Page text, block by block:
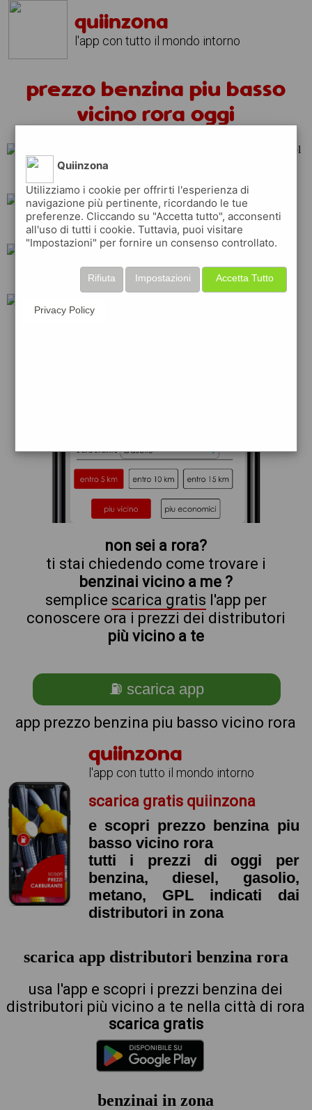
quiinzona
l'app con tutto il mondo intorno
prezzo benzina piu basso
vicino rora oggi
esso shell total
q8 eni
non sei a rora?
ti stai chiedendo come trovare i
benzinai vicino a me ?
semplice scarica gratis l'app per
conoscere ora i prezzi dei distributori
più vicino a te
⛽ scarica app
app prezzo benzina piu basso vicino rora
quiinzona
l'app con tutto il mondo intorno
scarica gratis quiinzona
e scopri prezzo benzina piu
basso vicino rora
tutti i prezzi di oggi per
benzina, diesel, gasolio,
metano, GPL indicati dai
distributori in zona
scarica app distributori benzina rora
usa l'app e scopri i prezzi benzina dei
distributori più vicino a te nella città di rora
scarica gratis
benzinai in zona
Quiinzona
Utilizziamo i cookie per offrirti l'esperienza di
navigazione più pertinente, ricordando le tue
preferenze. Cliccando su "Accetta tutto", acconsenti
all'uso di tutti i cookie. Tuttavia, puoi visitare
"Impostazioni" per fornire un consenso controllato.
Accetta Tutto
Impostazioni
Rifiuta
Privacy Policy